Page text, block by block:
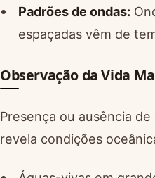
Padrões de ondas:
espaçadas vêm de
Observação da Vida
Presença ou ausência
revela condições